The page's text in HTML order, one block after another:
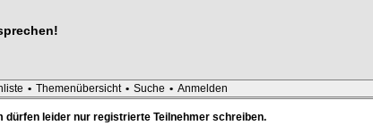
• Themenübersicht • Suche • Anmelden
dürfen leider nur registrierte Teilnehmer schreiben.